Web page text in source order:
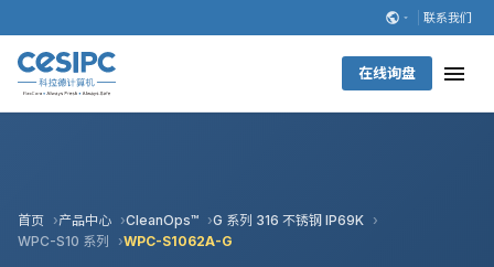
联系我们
在线询盘
首页 产品中心 CleanOps™
G 系列 316 不锈钢 IP69K
WPC-S10 系列
WPC-S1062A-G